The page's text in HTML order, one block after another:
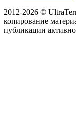
2012-2026 ©
копирование
публикации